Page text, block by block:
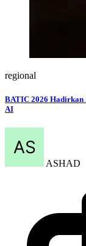
regional
BATIC 2026 Hadirkan
AI
ASHAD